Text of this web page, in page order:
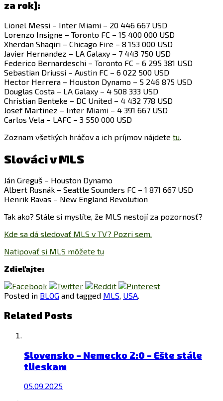
za rok]:
Lionel Messi – Inter Miami – 20 446 667 USD
Lorenzo Insigne – Toronto FC – 15 400 000 USD
Xherdan Shaqiri – Chicago Fire – 8 153 000 USD
Javier Hernandez – LA Galaxy – 7 443 750 USD
Federico Bernardeschi – Toronto FC – 6 295 381 USD
Sebastian Driussi – Austin FC – 6 022 500 USD
Hector Herrera – Houston Dynamo – 5 246 875 USD
Douglas Costa – LA Galaxy – 4 508 333 USD
Christian Benteke – DC United – 4 432 778 USD
Josef Martinez – Inter Miami – 4 391 667 USD
Carlos Vela – LAFC – 3 550 000 USD
Zoznam všetkých hráčov a ich príjmov nájdete tu
Slováci v MLS
Ján Greguš – Houston Dynamo
Albert Rusnák – Seattle Sounders FC – 1 871 667 USD
Henrik Ravas – New England Revolution
Tak ako? Stále si myslíte, že MLS nestojí za pozornosť?
Kde sa dá sledovať MLS v TV? Pozri sem.
Natipovať si MLS môžete tu
Zdieľajte:
Posted in BLOG and tagged MLS, USA.
Related Posts
Slovensko – Nemecko 2:0 – Ešte stále
tlieskam
05.09.2025